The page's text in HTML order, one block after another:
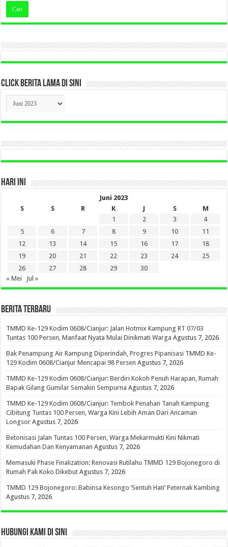
CLICK BERITA LAMA DI SINI
CLICK
BERITA
LAMA
DI
HARI INI
Juni 2023
S
S R K J S
M
1
2 3
4
5
6 7 8 9 10
11
12
13 14 15 16 17
18
19
20 21 22 23 24
25
26
27 28 29
30
« Mei
Jul »
BERITA TERBARU
TMMD Ke-129 Kodim 0608/Cianjur: Jalan Hotmix Kampung RT 07/03
Tuntas 100 Persen, Manfaat Nyata Mulai Dinikmati Warga Agustus 7, 2026
Bak Penampung Air Rampung Diperindah, Progres Pipanisasi TMMD Ke-
129 Kodim 0608/Cianjur Mencapai 98 Persen Agustus 7, 2026
TMMD Ke-129 Kodim 0608/Cianjur: Berdiri Kokoh Penuh Harapan, Rumah
Bapak Gilang Gumilar Semakin Sempurna Agustus 7, 2026
TMMD Ke-129 Kodim 0608/Cianjur: Tembok Penahan Tanah Kampung
Cibitung Tuntas 100 Persen, Warga Kini Lebih Aman Dari Ancaman
Longsor Agustus 7, 2026
Betonisasi Jalan Tuntas 100 Persen, Warga Mekarmukti Kini Nikmati
Kemudahan Dan Kenyamanan Agustus 7, 2026
Memasuki Phase Finalization: Renovasi Rutilahu TMMD 129 Bojonegoro di
Rumah Pak Koko Dikebut Agustus 7, 2026
TMMD 129 Bojonegoro: Babinsa Kesongo ‘Sentuh Hati’ Peternak Kambing
Agustus 7, 2026
HUBUNGI KAMI DI SINI